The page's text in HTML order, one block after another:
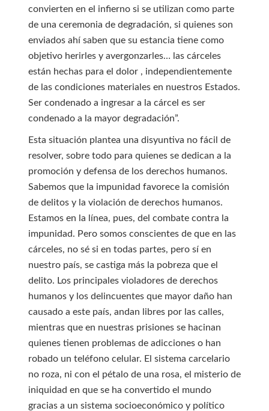
convierten en el infierno si se utilizan como parte
de una ceremonia de degradación, si quienes son
enviados ahí saben que su estancia tiene como
objetivo herirles y avergonzarles… las cárceles
están hechas para el dolor , independientemente
de las condiciones materiales en nuestros Estados.
Ser condenado a ingresar a la cárcel es ser
condenado a la mayor degradación”.
Esta situación plantea una disyuntiva no fácil de
resolver, sobre todo para quienes se dedican a la
promoción y defensa de los derechos humanos.
Sabemos que la impunidad favorece la comisión
de delitos y la violación de derechos humanos.
Estamos en la línea, pues, del combate contra la
impunidad. Pero somos conscientes de que en las
cárceles, no sé si en todas partes, pero sí en
nuestro país, se castiga más la pobreza que el
delito. Los principales violadores de derechos
humanos y los delincuentes que mayor daño han
causado a este país, andan libres por las calles,
mientras que en nuestras prisiones se hacinan
quienes tienen problemas de adicciones o han
robado un teléfono celular. El sistema carcelario
no roza, ni con el pétalo de una rosa, el misterio de
iniquidad en que se ha convertido el mundo
gracias a un sistema socioeconómico y político